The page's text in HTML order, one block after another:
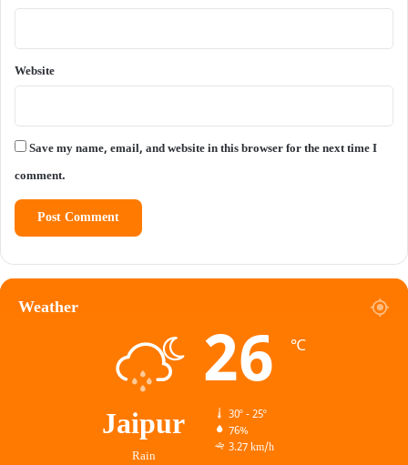
Website
Save my name, email, and website in this browser for the next time I
comment.
Weather
Jaipur
Rain
26 ℃
30º - 25º
76%
3.27 km/h